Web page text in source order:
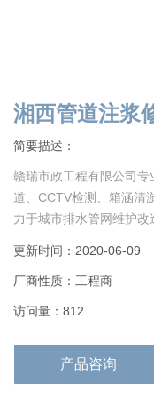
湘西管道注浆
简要描述：
赣瑞市政工程有限公司
道、CCTV检测、箱涵清
力于城市排水管网维护
现公司设备齐全，经验丰
以来在同行业里保持人才
湘西管道注浆修复价格
更新时间：2020-06-09
厂商性质：工程商
访问量：812
产品咨询